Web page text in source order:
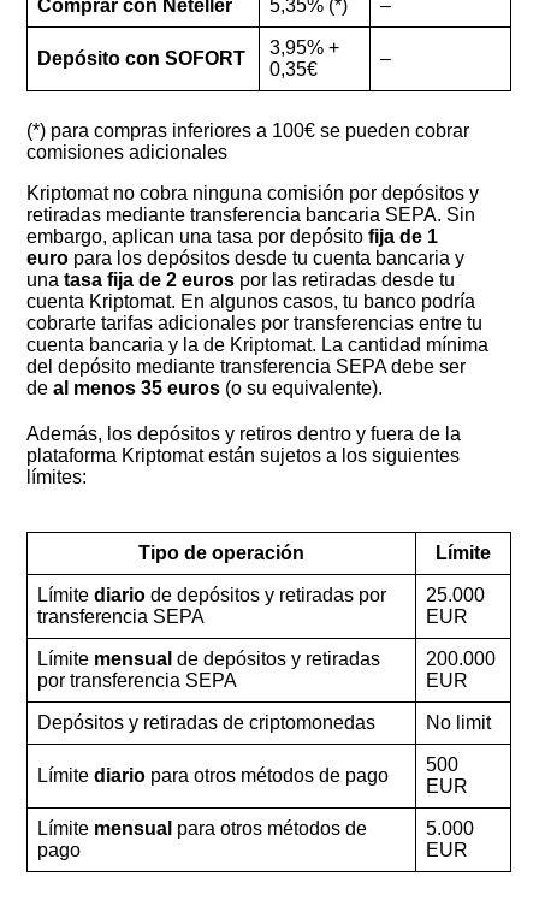
Comprar con Neteller 5,35% (*) –
Depósito con SOFORT
3,95% +
0,35€
–
(*) para compras inferiores a 100€ se pueden cobrar
comisiones adicionales
Kriptomat no cobra ninguna comisión por depósitos y
retiradas mediante transferencia bancaria SEPA. Sin
embargo, aplican una tasa por depósitofija de 1
euro para los depósitos desde tu cuenta bancaria y
unatasa fija de 2 euros por las retiradas desde tu
cuenta Kriptomat. En algunos casos, tu banco podría
cobrarte tarifas adicionales por transferencias entre tu
cuenta bancaria y la de Kriptomat. La cantidad mínima
del depósito mediante transferencia SEPA debe ser
deal menos 35 euros (o su equivalente).
Además, los depósitos y retiros dentro y fuera de la
plataforma Kriptomat están sujetos a los siguientes
límites:
Tipo de operación Límite
Límitediario de depósitos y retiradas por
transferencia SEPA
25.000
EUR
Límite mensual de depósitos y retiradas
por transferencia SEPA
200.000
EUR
Depósitos y retiradas de criptomonedas No limit
Límitediario para otros métodos de pago
500
EUR
Límite mensual para otros métodos de
pago
5.000
EUR